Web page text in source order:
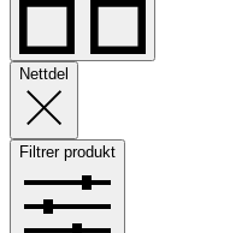
Nettdel
Filtrer produkt